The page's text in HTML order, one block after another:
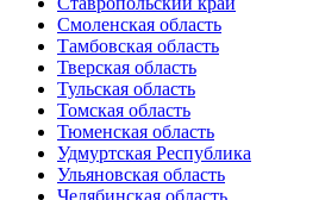
Смоленская область
Тамбовская область
Тверская область
Тульская область
Томская область
Тюменская область
Удмуртская Республика
Ульяновская область
Челябинская область